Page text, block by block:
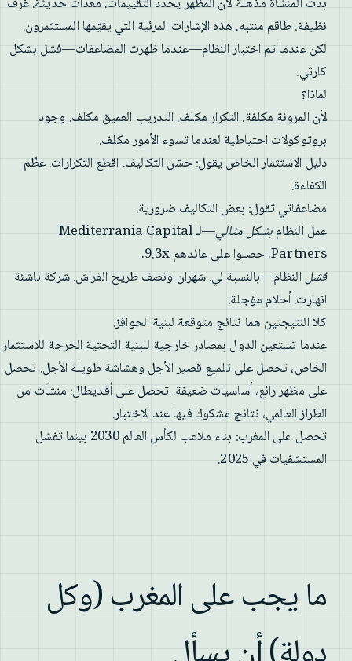
نظيفة. طاقم منتبه. هذه الإشارات المرئية التي يقيّمها المستثمرون.
لكن عندما تم اختبار النظام—عندما ظهرت المضاعفات—فشل بشكل
كارثي.
لماذا؟
لأن المرونة مكلفة. التكرار مكلف. التدريب العميق مكلف. وجود
بروتوكولات احتياطية لعندما تسوء الأمور مكلف.
دليل الاستثمار الخاص يقول: حسّن التكاليف. اقطع التكرارات. عظّم
الكفاءة.
مضاعفاتي تقول: بعض التكاليف ضرورية.
عمل النظامبشكل مثالي
—لـ Mediterrania Capital
Partners. حصلوا على عائدهم 9.3x.
فشلالنظام—بالنسبة لي. شهران ونصف طريح الفراش. شركة ناشئة
انهارت. أحلام مؤجلة.
كلا النتيجتين هما نتائج متوقعة لبنية الحوافز.
عندما تستعين الدول بمصادر خارجية للبنية التحتية الحرجة للاستثمار
الخاص، تحصل على تلميع قصير الأجل وهشاشة طويلة الأجل. تحصل
على مظهر رائع، أساسيات ضعيفة. تحصل على أقديطال: منشآت من
الطراز العالمي، نتائج مشكوك فيها عند الاختبار.
تحصل على المغرب: بناء ملاعب لكأس العالم 2030 بينما تفشل
المستشفيات في 2025.
ما يجب على المغرب (وكل